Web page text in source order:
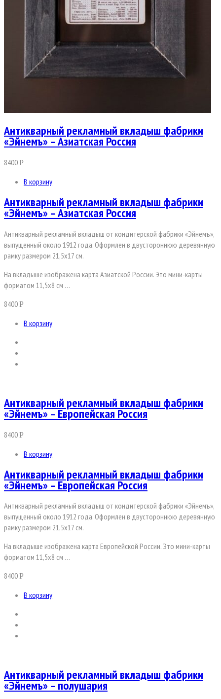
Антикварный рекламный вкладыш фабрики
«Эйнемъ» – Азиатская Россия
8400Р
В корзину
Антикварный рекламный вкладыш фабрики
«Эйнемъ» – Азиатская Россия
Антикварный рекламный вкладыш от кондитерской фабрики «Эйнемъ»,
выпущенный около 1912 года. Оформлен в двустороннюю деревянную
рамку размером 21,5х17 см.
На вкладыше изображена карта Азиатской России. Это мини-карты
форматом 11,5х8 см …
8400Р
В корзину
Антикварный рекламный вкладыш фабрики
«Эйнемъ» – Европейская Россия
8400Р
В корзину
Антикварный рекламный вкладыш фабрики
«Эйнемъ» – Европейская Россия
Антикварный рекламный вкладыш от кондитерской фабрики «Эйнемъ»,
выпущенный около 1912 года. Оформлен в двустороннюю деревянную
рамку размером 21,5х17 см.
На вкладыше изображена карта Европейской России. Это мини-карты
форматом 11,5х8 см …
8400Р
В корзину
Антикварный рекламный вкладыш фабрики
«Эйнемъ» – полушария